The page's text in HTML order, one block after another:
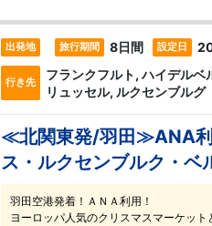
出発地 旅行期間 8日間 設定日
行き先
フランクフルト, ハイデルベ
リュッセル, ルクセンブルグ
≪北関東発/羽田≫ANA利
ス・ルクセンブルク・ベ
羽田空港発着！ＡＮＡ利用！
ヨーロッパ人気のクリスマスマーケッ